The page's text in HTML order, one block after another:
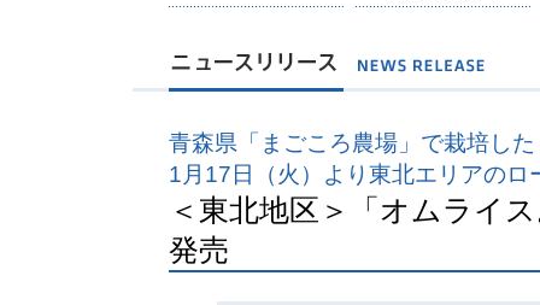
青森県「まごころ農場」で栽培し
1月17日（火）より東北エリアのロ
＜東北地区＞「オムライ
発売